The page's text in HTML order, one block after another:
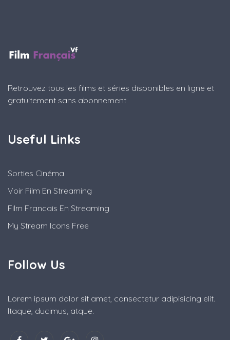
Retrouvez tous les films et séries disponibles en ligne et
gratuitement sans abonnement
Useful Links
Sorties Cinéma
Voir Film En Streaming
Film Francais En Streaming
My Stream Icons Free
Follow Us
Lorem ipsum dolor sit amet, consectetur adipisicing elit.
Itaque, ducimus, atque.